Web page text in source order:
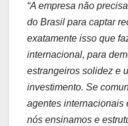
“A empresa não
do Brasil para captar
exatamente isso que
internacional, para
estrangeiros solidez e
investimento. Se
agentes internacionais
nós ensinamos e